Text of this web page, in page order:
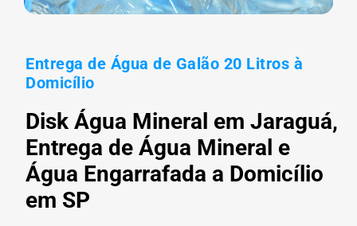
Entrega de Água de Galão 20 Litros à
Domicílio
Disk Água Mineral em Jaraguá,
Entrega de Água Mineral e
Água Engarrafada a Domicílio
em SP